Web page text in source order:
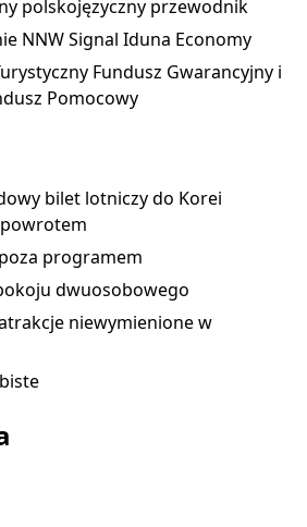
polskojęzyczny przewodnik
NNW Signal Iduna Economy
Fundusz Gwarancyjny i
Pomocowy
bilet lotniczy do Korei
powrotem
programem
dwuosobowego
niewymienione w